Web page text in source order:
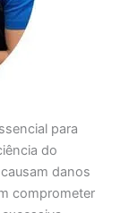
para
do
danos
comprometer